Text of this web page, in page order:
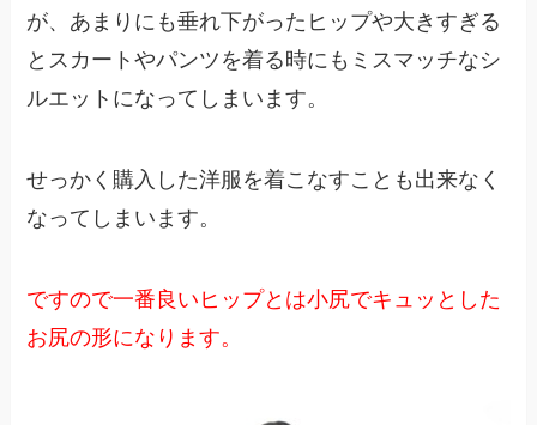
が、あまりにも垂れ下がったヒップや大きすぎる
とスカートやパンツを着る時にもミスマッチなシ
ルエットになってしまいます。
せっかく購入した洋服を着こなすことも出来なく
なってしまいます。
ですので一番良いヒップとは小尻でキュッとした
お尻の形になります。